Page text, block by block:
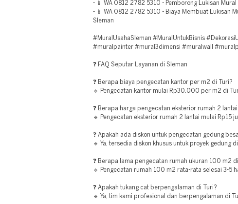
- 📱 WA 0812 2782 5310 - Pemborong Lukisan
- 📱 WA 0812 2782 5310 - Biaya Membuat Lukisan
Sleman
#MuralUsahaSleman #MuralUntukBisnis
#muralpainter #mural3dimensi #muralwall
❓ FAQ Seputar Layanan di Sleman
❓ Berapa biaya pengecatan kantor per m2 di Turi?
🔹 Pengecatan kantor mulai Rp30.000 per m2 di
❓ Berapa harga pengecatan eksterior rumah 2
🔹 Pengecatan eksterior rumah 2 lantai mulai Rp15
❓ Apakah ada diskon untuk pengecatan gedung
🔹 Ya, tersedia diskon khusus untuk proyek gedung
❓ Berapa lama pengecatan rumah ukuran 100 m2
🔹 Pengecatan rumah 100 m2 rata-rata selesai 3-5
❓ Apakah tukang cat berpengalaman di Turi?
🔹 Ya, tim kami profesional dan berpengalaman di